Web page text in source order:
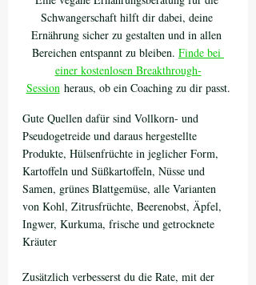
Schwangerschaft hilft dir dabei, deine
Ernährung sicher zu gestalten und in allen
Bereichen entspannt zu bleiben. Finde bei
einer kostenlosen Breakthrough-
Session heraus, ob ein Coaching zu dir passt.
Gute Quellen dafür sind Vollkorn- und
Pseudogetreide und daraus hergestellte
Produkte, Hülsenfrüchte in jeglicher Form,
Kartoffeln und Süßkartoffeln, Nüsse und
Samen, grünes Blattgemüse, alle Varianten
von Kohl, Zitrusfrüchte, Beerenobst, Äpfel,
Ingwer, Kurkuma, frische und getrocknete
Kräuter
Zusätzlich verbesserst du die Rate, mit der